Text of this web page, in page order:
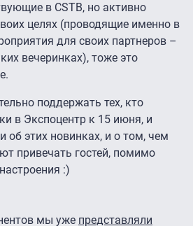
в CSTB, но активно
целях (проводящие именно в
для своих партнеров –
вечеринках), тоже это
поддержать тех, кто
в Экспоцентр к 15 июня, и
об этих новинках, и о том, чем
привечать гостей, помимо
:)
мы уже представляли